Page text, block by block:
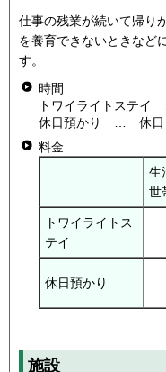
仕事の残業が続いて帰り
を養育できないときなど
す。
時間
トワイライトステ
休日預かり … 休日
料金
生
世
トワイライトス
テイ
休日預かり
施設